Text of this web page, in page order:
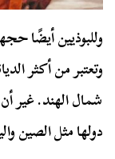
وللبوذيين أيضًا
وتعتبر من أكثر
شمال الهند. غير
دولها مثل الصين